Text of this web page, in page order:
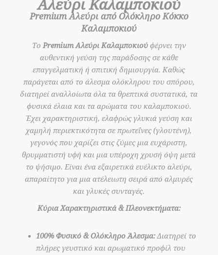
Αλεύρι Καλαμποκιού
Premium Αλεύρι από Ολόκληρο Κόκκο
Καλαμποκιού
ΤοPremium Αλεύρι Καλαμποκιούφέρνει την
αυθεντική γεύση της παράδοσης σε κάθε
επαγγελματική ή σπιτική δημιουργία. Καθώς
παράγεται από το άλεσμα ολόκληρου του σπόρου,
διατηρεί αναλλοίωτα όλα τα θρεπτικά συστατικά, τα
φυσικά έλαια και τα αρώματα του καλαμποκιού.
Έχει χαρακτηριστική, ελαφρώς γλυκιά γεύση και
χαμηλή περιεκτικότητα σε πρωτεΐνες (γλουτένη),
γεγονός που χαρίζει στις ζύμες μια ευχάριστη,
θρυμματιστή υφή και μια υπέροχη χρυσή όψη μετά
το ψήσιμο. Είναι ένα εξαιρετικά ευέλικτο αλεύρι,
απαραίτητο για μια ατέλειωτη σειρά από αλμυρές
και γλυκές συνταγές.
Κύρια Χαρακτηριστικά & Πλεονεκτήματα:
100% Φυσικό & Ολόκληρο Άλεσμα:Διατηρεί το
πλήρες γευστικό και αρωματικό προφίλ του